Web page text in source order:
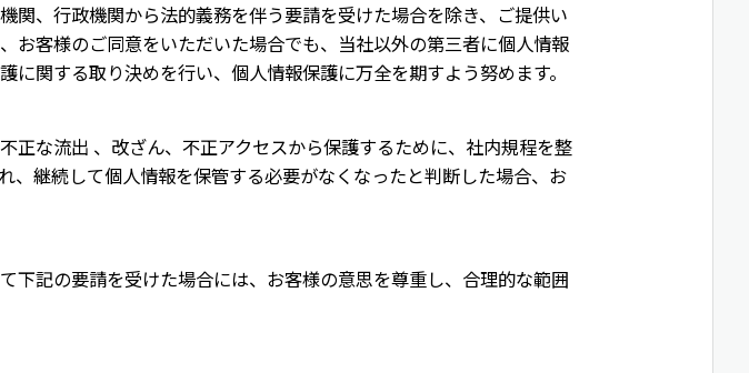
、行政機関から法的義務を伴う要請を受けた場合を除き、ご提供い
お客様のご同意をいただいた場合でも、当社以外の第三者に個人情報
関する取り決めを行い、個人情報保護に万全を期すよう努めます。
な流出 、改ざん、不正アクセスから保護するために、社内規程を整
継続して個人情報を保管する必要がなくなったと判断した場合、お
下記の要請を受けた場合には、お客様の意思を尊重し、合理的な範囲